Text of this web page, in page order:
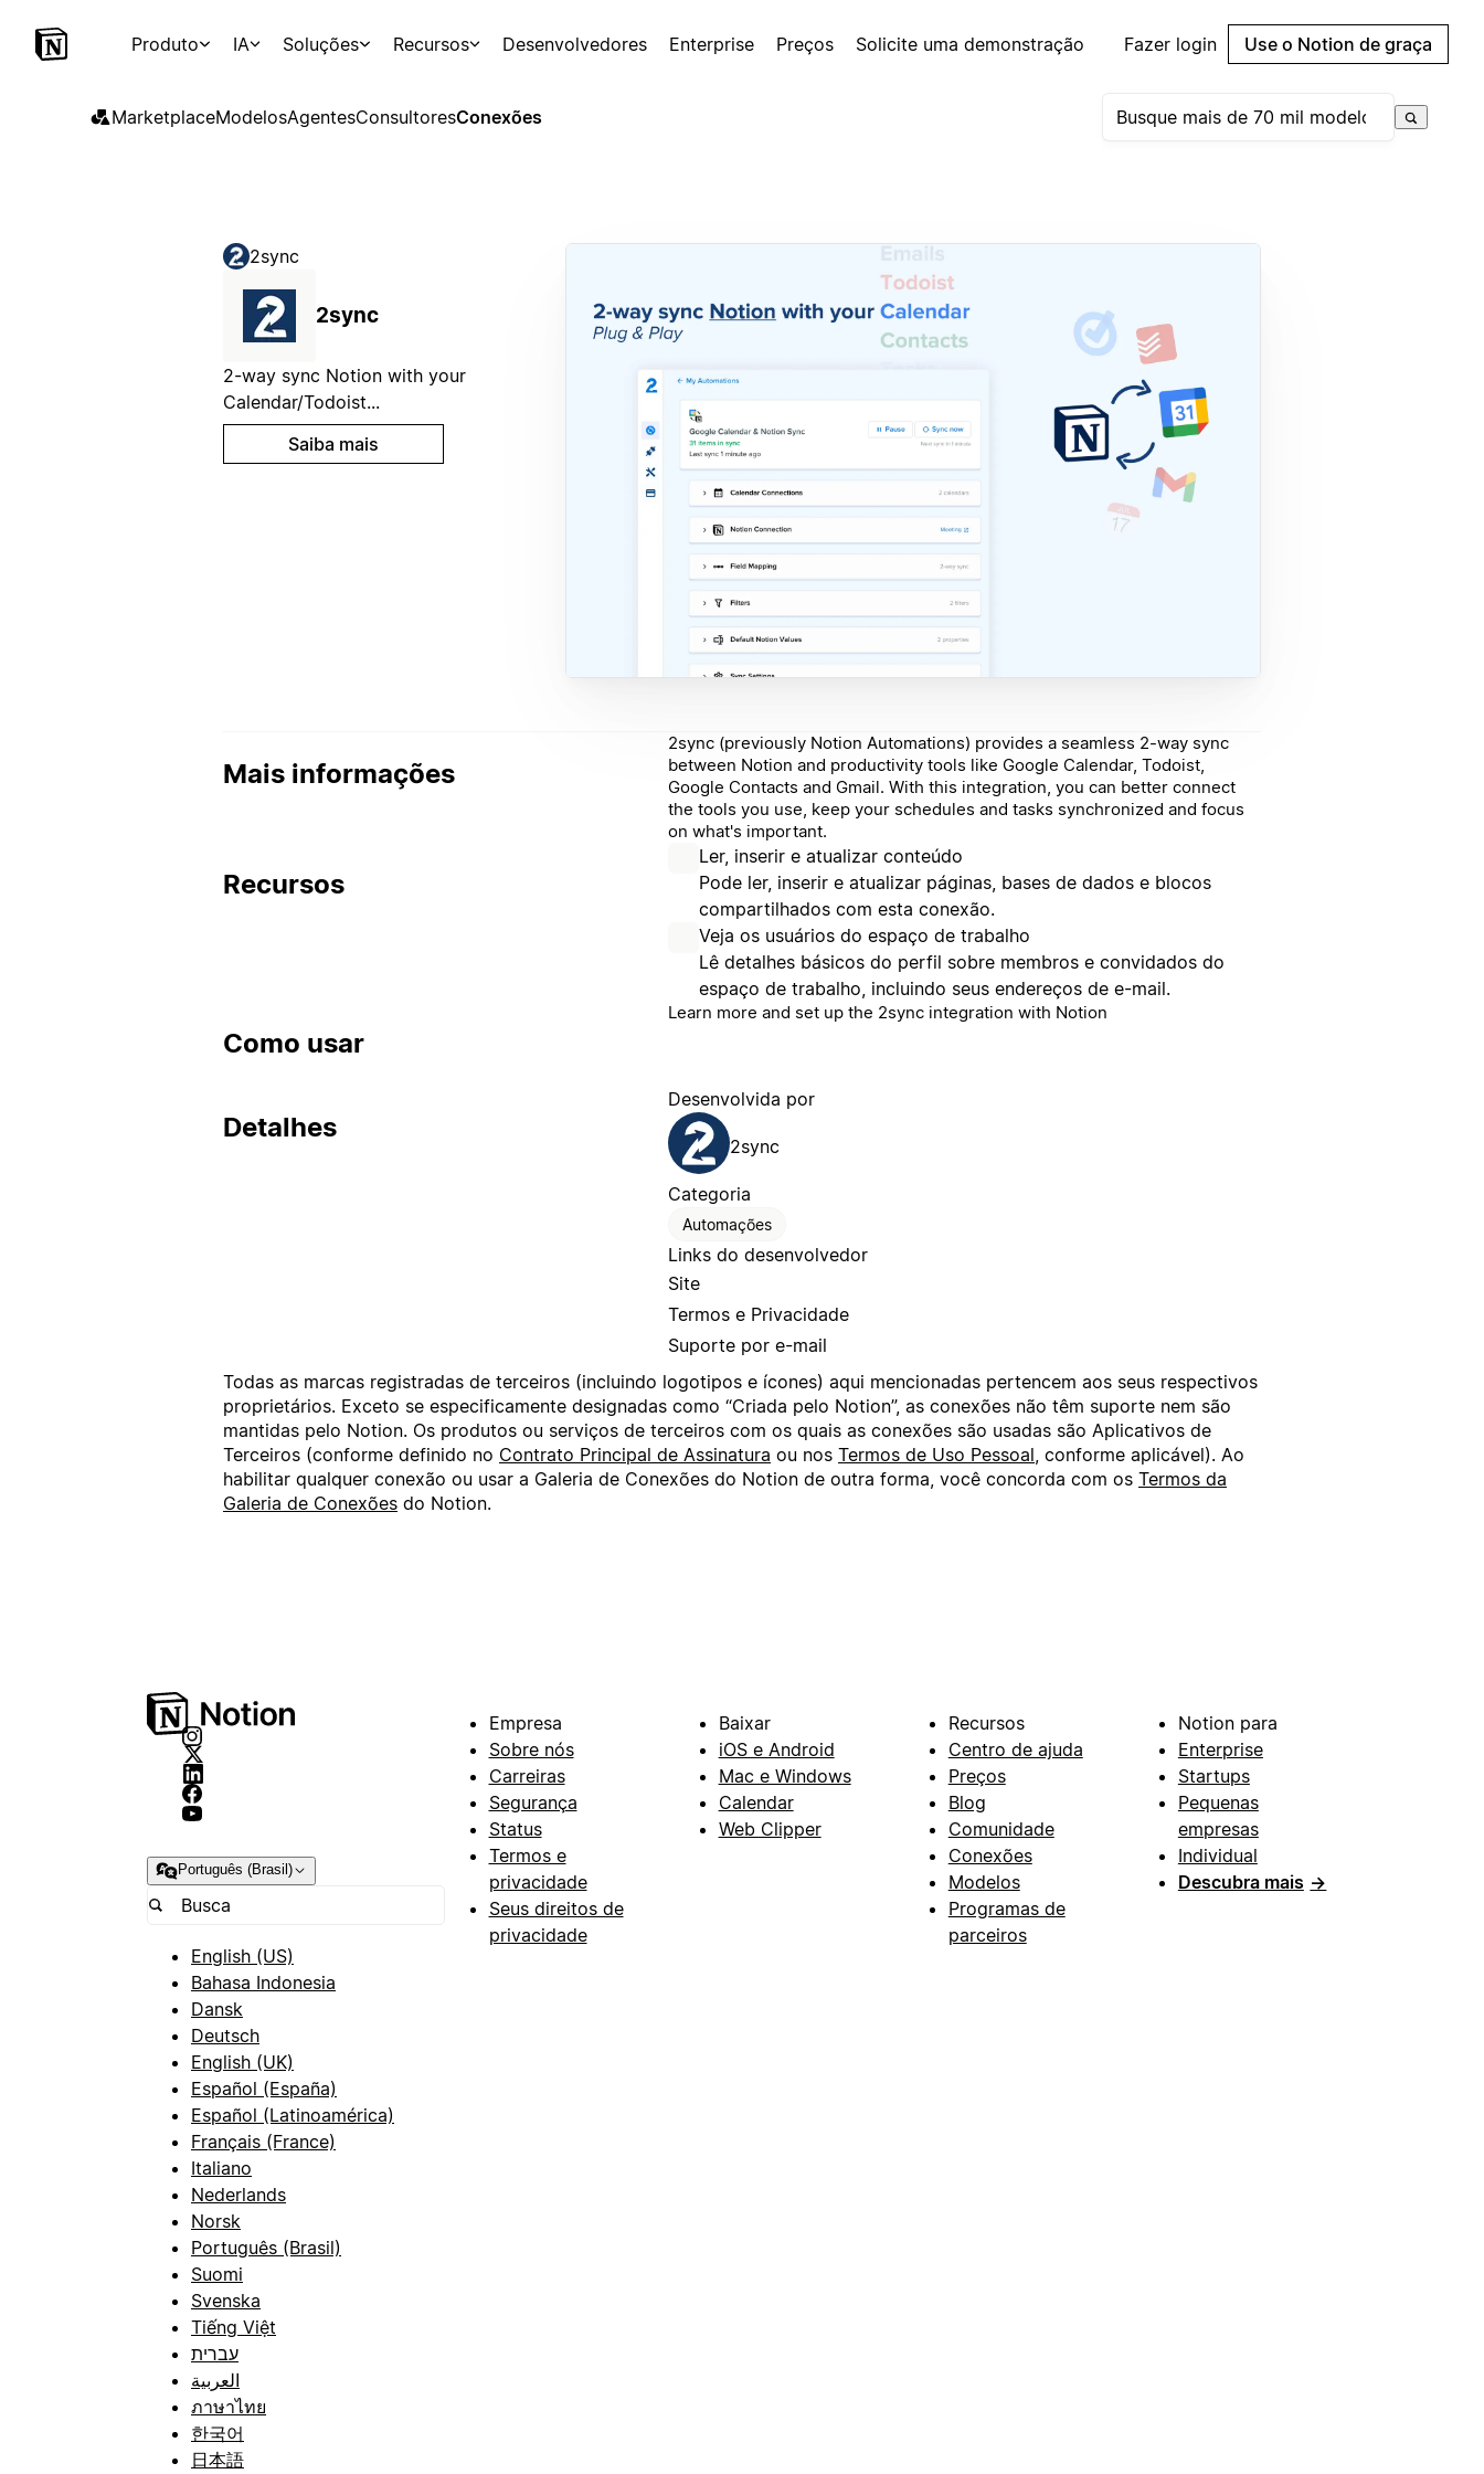
Produto IA Soluções Recursos Desenvolvedores Enterprise Preços Solicite uma demonstração Fazer login Use o Notion de graça
MarketplaceModelosAgentesConsultoresConexões
2sync
2sync
2-way sync Notion with your
Calendar/Todoist...
Saiba mais
Mais informações
2sync (previously Notion Automations) provides a seamless 2-way sync
between Notion and productivity tools like Google Calendar, Todoist,
Google Contacts and Gmail. With this integration, you can better connect
the tools you use, keep your schedules and tasks synchronized and focus
on what's important.
Recursos
Ler, inserir e atualizar conteúdo
Pode ler, inserir e atualizar páginas, bases de dados e blocos
compartilhados com esta conexão.
Veja os usuários do espaço de trabalho
Lê detalhes básicos do perfil sobre membros e convidados do
espaço de trabalho, incluindo seus endereços de e-mail.
Como usar
Learn more and set up the 2sync integration with Notion
Detalhes
Desenvolvida por
2sync
Categoria
Automações
Links do desenvolvedor
Site
Termos e Privacidade
Suporte por e-mail
Todas as marcas registradas de terceiros (incluindo logotipos e ícones) aqui mencionadas pertencem aos seus respectivos
proprietários. Exceto se especificamente designadas como “Criada pelo Notion”, as conexões não têm suporte nem são
mantidas pelo Notion. Os produtos ou serviços de terceiros com os quais as conexões são usadas são Aplicativos de
Terceiros (conforme definido no Contrato Principal de Assinatura ou nos Termos de Uso Pessoal, conforme aplicável). Ao
habilitar qualquer conexão ou usar a Galeria de Conexões do Notion de outra forma, você concorda com os Termos da
Galeria de Conexões do Notion.
Português (Brasil)
English (US)
Bahasa Indonesia
Dansk
Deutsch
English (UK)
Español (España)
Español (Latinoamérica)
Français (France)
Italiano
Nederlands
Norsk
Português (Brasil)
Suomi
Svenska
Tiếng Việt
עברית
العربية
ภาษาไทย
한국어
日本語
Empresa
Sobre nós
Carreiras
Segurança
Status
Termos e
privacidade
Seus direitos de
privacidade
Baixar
iOS e Android
Mac e Windows
Calendar
Web Clipper
Recursos
Centro de ajuda
Preços
Blog
Comunidade
Conexões
Modelos
Programas de
parceiros
Notion para
Enterprise
Startups
Pequenas
empresas
Individual
Descubra mais →